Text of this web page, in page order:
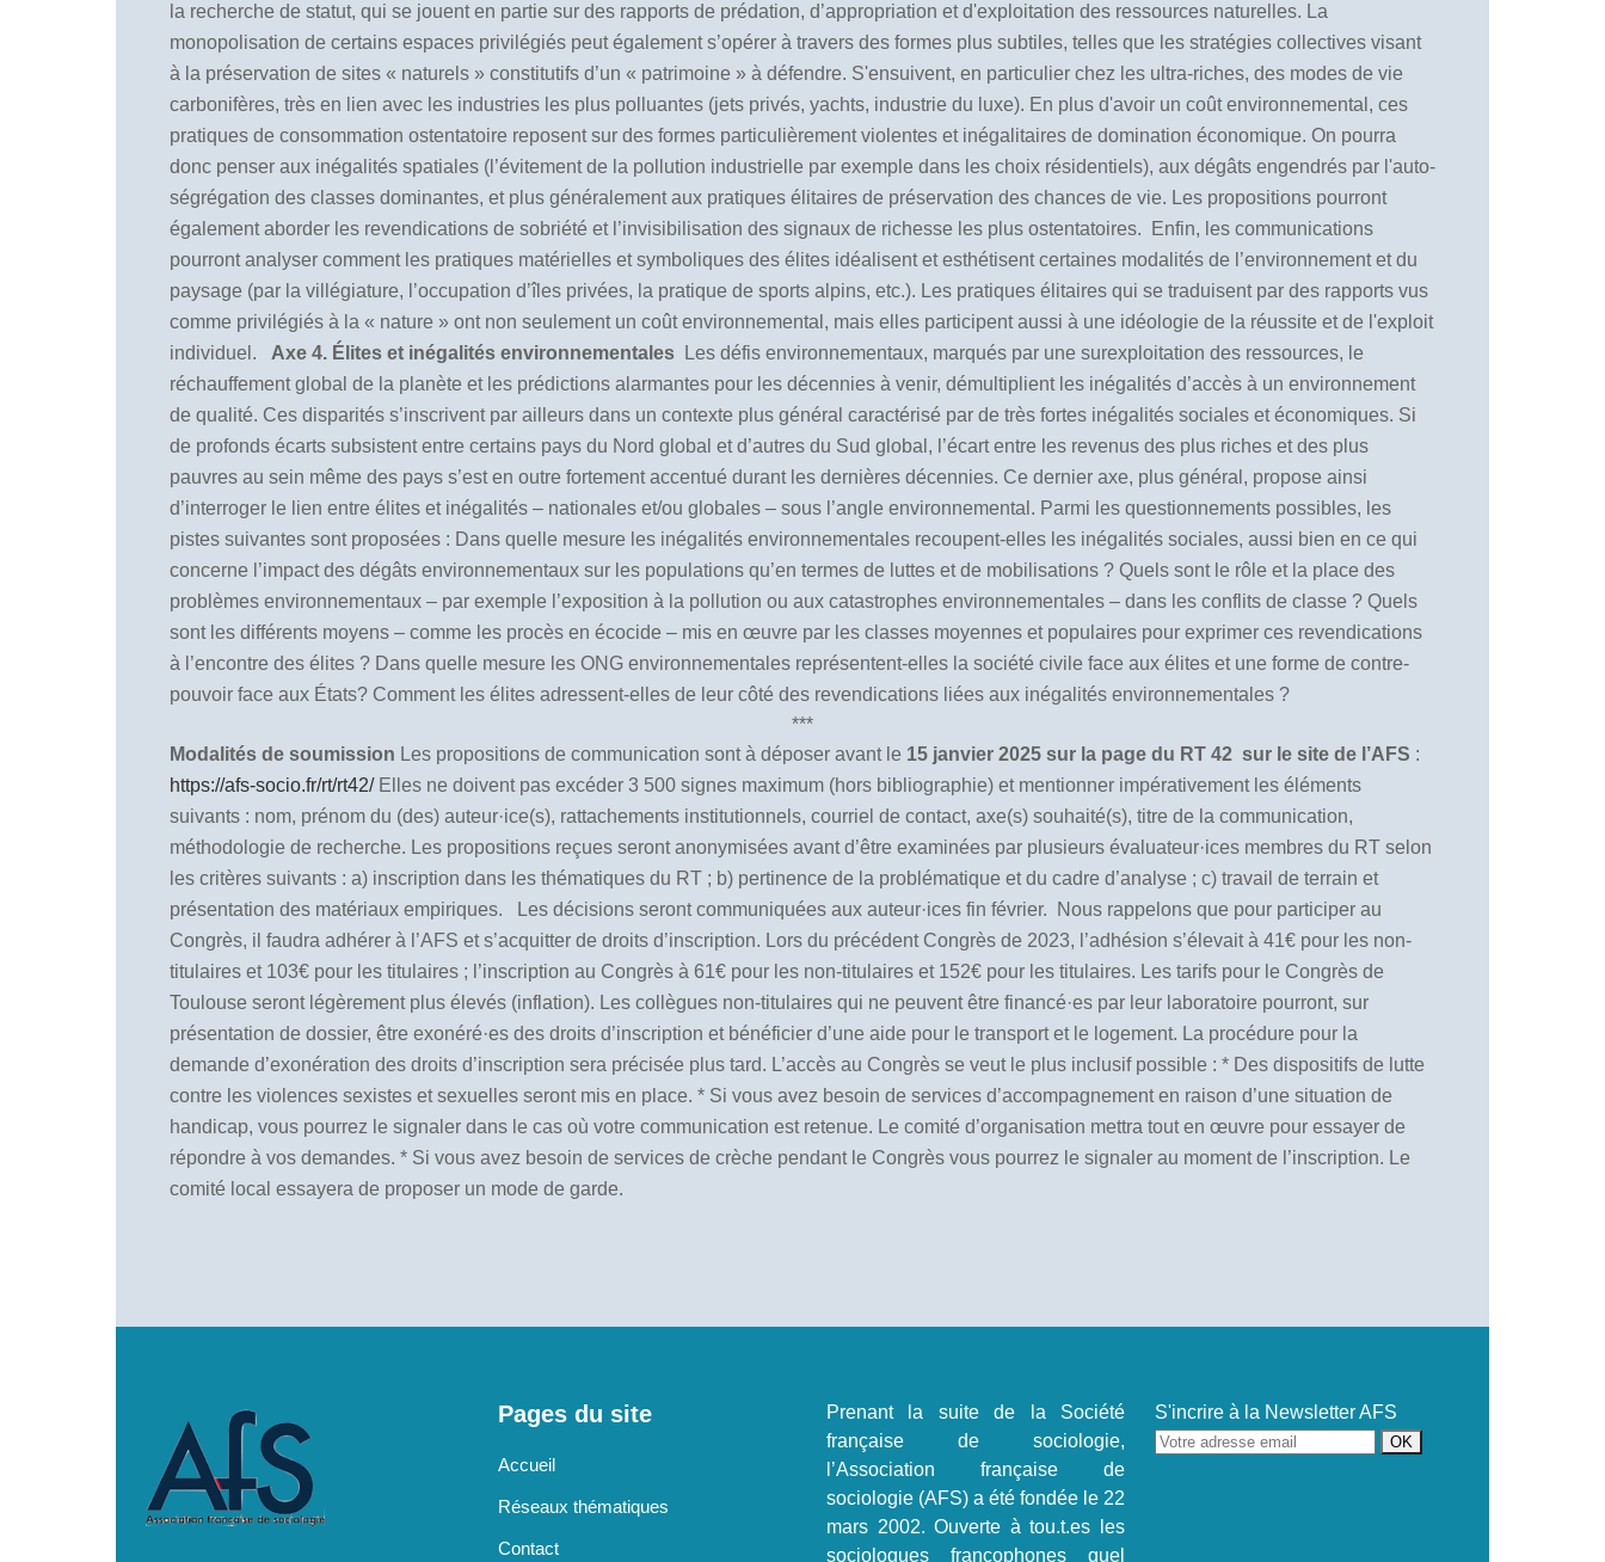
la recherche de statut, qui se jouent en partie sur des rapports de prédation, d’appropriation et d'exploitation des ressources naturelles. La
monopolisation de certains espaces privilégiés peut également s’opérer à travers des formes plus subtiles, telles que les stratégies collectives visant
à la préservation de sites « naturels » constitutifs d’un « patrimoine » à défendre. S'ensuivent, en particulier chez les ultra-riches, des modes de vie
carbonifères, très en lien avec les industries les plus polluantes (jets privés, yachts, industrie du luxe). En plus d'avoir un coût environnemental, ces
pratiques de consommation ostentatoire reposent sur des formes particulièrement violentes et inégalitaires de domination économique. On pourra
donc penser aux inégalités spatiales (l’évitement de la pollution industrielle par exemple dans les choix résidentiels), aux dégâts engendrés par l'auto-
ségrégation des classes dominantes, et plus généralement aux pratiques élitaires de préservation des chances de vie. Les propositions pourront
également aborder les revendications de sobriété et l’invisibilisation des signaux de richesse les plus ostentatoires.
Enfin, les communications
pourront analyser comment les pratiques matérielles et symboliques des élites idéalisent et esthétisent certaines modalités de l’environnement et du
paysage (par la villégiature, l’occupation d’îles privées, la pratique de sports alpins, etc.). Les pratiques élitaires qui se traduisent par des rapports vus
comme privilégiés à la « nature » ont non seulement un coût environnemental, mais elles participent aussi à une idéologie de la réussite et de l'exploit
individuel.
Axe 4. Élites et inégalités environnementales
Les défis environnementaux, marqués par une surexploitation des ressources, le
réchauffement global de la planète et les prédictions alarmantes pour les décennies à venir, démultiplient les inégalités d’accès à un environnement
de qualité. Ces disparités s’inscrivent par ailleurs dans un contexte plus général caractérisé par de très fortes inégalités sociales et économiques. Si
de profonds écarts subsistent entre certains pays du Nord global et d’autres du Sud global, l’écart entre les revenus des plus riches et des plus
pauvres au sein même des pays s’est en outre fortement accentué durant les dernières décennies. Ce dernier axe, plus général, propose ainsi
d’interroger le lien entre élites et inégalités – nationales et/ou globales – sous l’angle environnemental. Parmi les questionnements possibles, les
pistes suivantes sont proposées : Dans quelle mesure les inégalités environnementales recoupent-elles les inégalités sociales, aussi bien en ce qui
concerne l’impact des dégâts environnementaux sur les populations qu’en termes de luttes et de mobilisations ? Quels sont le rôle et la place des
problèmes environnementaux – par exemple l’exposition à la pollution ou aux catastrophes environnementales – dans les conflits de classe ? Quels
sont les différents moyens – comme les procès en écocide – mis en œuvre par les classes moyennes et populaires pour exprimer ces revendications
à l’encontre des élites ? Dans quelle mesure les ONG environnementales représentent-elles la société civile face aux élites et une forme de contre-
pouvoir face aux États? Comment les élites adressent-elles de leur côté des revendications liées aux inégalités environnementales ?
***
Modalités de soumission Les propositions de communication sont à déposer avant le 15 janvier 2025 sur la page du RT 42 sur le site de l’AFS :
https://afs-socio.fr/rt/rt42/ Elles ne doivent pas excéder 3 500 signes maximum (hors bibliographie) et mentionner impérativement les éléments
suivants : nom, prénom du (des) auteur·ice(s), rattachements institutionnels, courriel de contact, axe(s) souhaité(s), titre de la communication,
méthodologie de recherche. Les propositions reçues seront anonymisées avant d’être examinées par plusieurs évaluateur·ices membres du RT selon
les critères suivants : a) inscription dans les thématiques du RT ; b) pertinence de la problématique et du cadre d’analyse ; c) travail de terrain et
présentation des matériaux empiriques.
Les décisions seront communiquées aux auteur·ices fin février.
Nous rappelons que pour participer au
Congrès, il faudra adhérer à l’AFS et s’acquitter de droits d’inscription. Lors du précédent Congrès de 2023, l’adhésion s’élevait à 41€ pour les non-
titulaires et 103€ pour les titulaires ; l’inscription au Congrès à 61€ pour les non-titulaires et 152€ pour les titulaires. Les tarifs pour le Congrès de
Toulouse seront légèrement plus élevés (inflation). Les collègues non-titulaires qui ne peuvent être financé·es par leur laboratoire pourront, sur
présentation de dossier, être exonéré·es des droits d’inscription et bénéficier d’une aide pour le transport et le logement. La procédure pour la
demande d’exonération des droits d’inscription sera précisée plus tard. L’accès au Congrès se veut le plus inclusif possible : * Des dispositifs de lutte
contre les violences sexistes et sexuelles seront mis en place. * Si vous avez besoin de services d’accompagnement en raison d’une situation de
handicap, vous pourrez le signaler dans le cas où votre communication est retenue. Le comité d’organisation mettra tout en œuvre pour essayer de
répondre à vos demandes. * Si vous avez besoin de services de crèche pendant le Congrès vous pourrez le signaler au moment de l’inscription. Le
comité local essayera de proposer un mode de garde.
Pages du site
Accueil
Réseaux thématiques
Contact
Prenant la suite de la Société
française de sociologie,
l’Association française de
sociologie (AFS) a été fondée le 22
mars 2002. Ouverte à tou.t.es les
sociologues francophones quel
S'incrire à la Newsletter AFS